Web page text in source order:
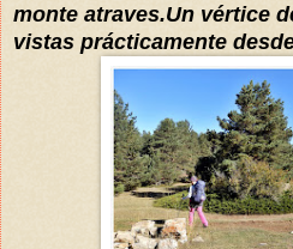
monte atraves.Un vértice
vistas prácticamente